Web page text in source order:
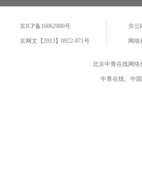
京ICP备16062000号
京网文【2013】0922-971号
京公
网络
北京中青在线网
中青在线、中